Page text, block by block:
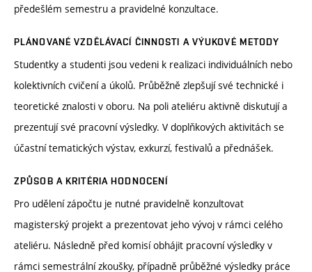
předešlém semestru a pravidelné konzultace.
PLÁNOVANÉ VZDĚLÁVACÍ ČINNOSTI A VÝUKOVÉ METODY
Studentky a studenti jsou vedeni k realizaci individuálních nebo
kolektivních cvičení a úkolů. Průběžně zlepšují své technické i
teoretické znalosti v oboru. Na poli ateliéru aktivně diskutují a
prezentují své pracovní výsledky. V doplňkových aktivitách se
účastní tematických výstav, exkurzí, festivalů a přednášek.
ZPŮSOB A KRITÉRIA HODNOCENÍ
Pro udělení zápočtu je nutné pravidelně konzultovat
magisterský projekt a prezentovat jeho vývoj v rámci celého
ateliéru. Následně před komisí obhájit pracovní výsledky v
rámci semestrální zkoušky, případně průběžné výsledky práce